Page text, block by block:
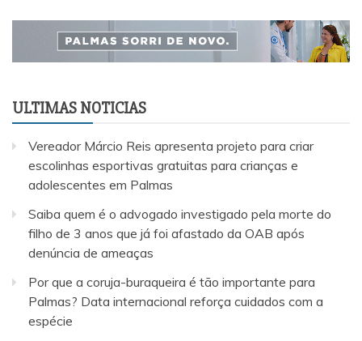
ULTIMAS NOTICIAS
Vereador Márcio Reis apresenta projeto para criar
escolinhas esportivas gratuitas para crianças e
adolescentes em Palmas
Saiba quem é o advogado investigado pela morte do
filho de 3 anos que já foi afastado da OAB após
denúncia de ameaças
Por que a coruja-buraqueira é tão importante para
Palmas? Data internacional reforça cuidados com a
espécie